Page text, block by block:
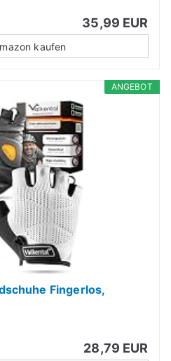
35,99 EUR
kaufen
ANGEBOT
Fingerlos,
28,79 EUR